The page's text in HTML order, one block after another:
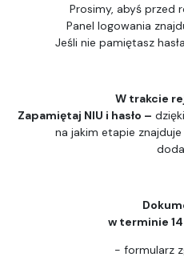
Prosimy, abyś przed
Panel logowania
Jeśli nie pamiętasz
W trakcie
Zapamiętaj NIU i hasło –
na jakim etapie
w terminie
- formularz